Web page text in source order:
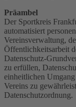
Präambel
Der Sportkreis
automatisiert
Vereinsverwaltung,
Öffentlichkeitsarbeit
Datenschutz-
zu erfüllen,
einheitlichen
Vereins zu
Datenschutzordnung.